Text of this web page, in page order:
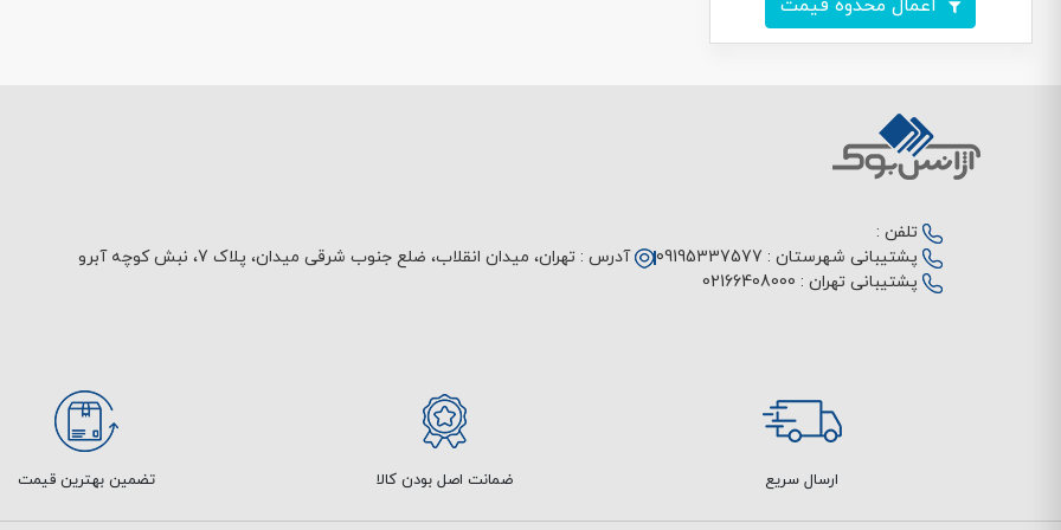
اعمال محدوه قیمت
تلفن :
پشتیبانی شهرستان : 09195337577
پشتیبانی تهران : 02166408000
آدرس : تهران، میدان انقلاب، ضلع جنوب شرقی میدان، پلاک 7، نبش کوچه آبرو
ارسال سریع ضمانت اصل بودن کالا تضمین بهترین قیمت